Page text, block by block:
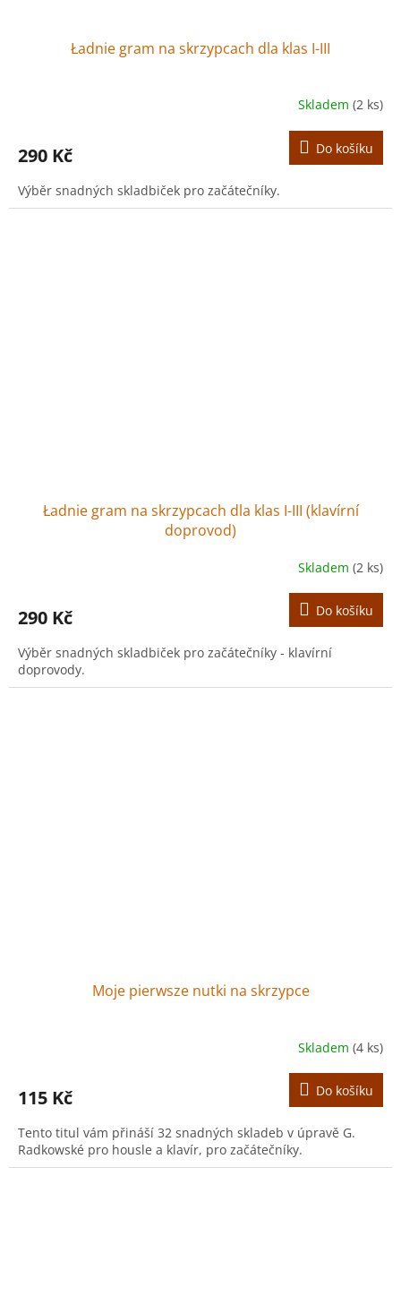
Ładnie gram na skrzypcach dla klas I-III
Skladem (2 ks)
290 Kč Do košíku
Výběr snadných skladbiček pro začátečníky.
Ładnie gram na skrzypcach dla klas I-III (klavírní
doprovod)
Skladem (2 ks)
290 Kč Do košíku
Výběr snadných skladbiček pro začátečníky - klavírní
doprovody.
Moje pierwsze nutki na skrzypce
Skladem (4 ks)
115 Kč Do košíku
Tento titul vám přináší 32 snadných skladeb v úpravě G.
Radkowské pro housle a klavír, pro začátečníky.